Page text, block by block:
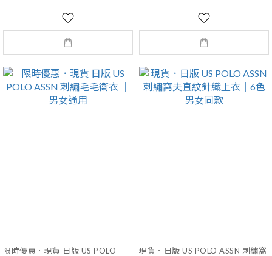
限時優惠．現貨 日版 US POLO
現貨．日版 US POLO ASSN 刺繡窩